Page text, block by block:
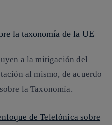
la taxonomía de la UE
a la mitigación del
al mismo, de acuerdo
la Taxonomía.
de Telefónica sobre